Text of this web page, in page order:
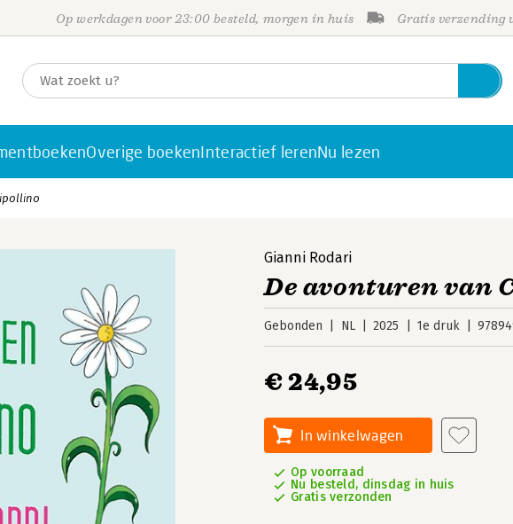
Op werkdagen voor 23:00 besteld, morgen in huis Gratis verzending
Overige boekenInteractief lerenNu lezen
Gianni Rodari
De avonturen van
Gebonden NL 2025 1e druk
€ 24,95
In winkelwagen
Op voorraad
Nu besteld, dinsdag in huis
Gratis verzonden